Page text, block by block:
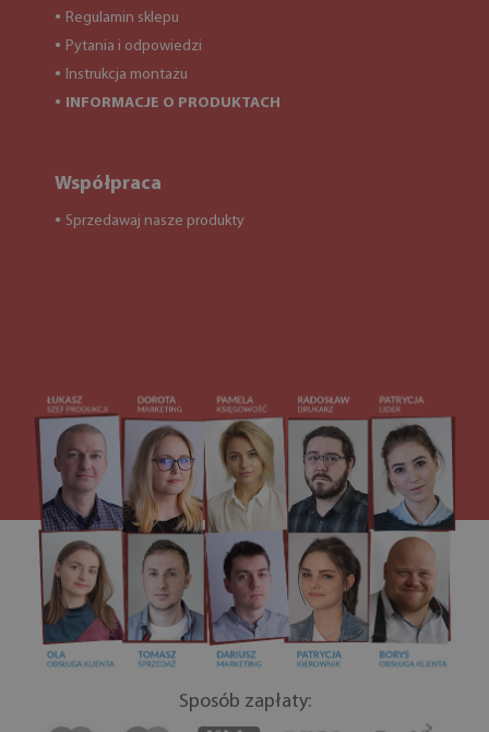
● Regulamin sklepu
● Pytania i odpowiedzi
● Instrukcja montażu
● INFORMACJE O PRODUKTACH
Współpraca
● Sprzedawaj nasze produkty
Sposób zapłaty: